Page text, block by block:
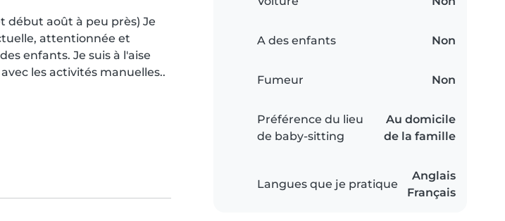
début août à peu près) Je
attentionnée et
enfants. Je suis à l'aise
les activités manuelles..
A des enfants Non
Fumeur Non
Préférence du lieu
de baby-sitting
Au domicile
de la famille
Langues que je pratique
Anglais
Français